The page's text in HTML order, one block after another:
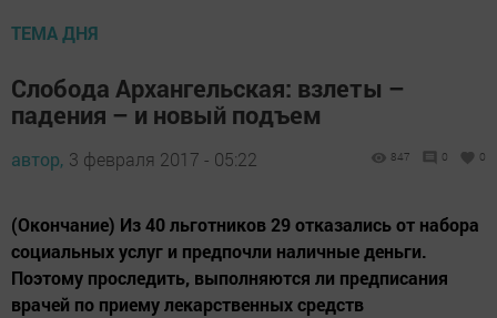
ТЕМА ДНЯ
Слобода Архангельская: взлеты –
падения – и новый подъем
автор, 3 февраля 2017 - 05:22 847 0 0
(Окончание) Из 40 льготников 29 отказались от набора
социальных услуг и предпочли наличные деньги.
Поэтому проследить, выполняются ли предписания
врачей по приему лекарственных средств